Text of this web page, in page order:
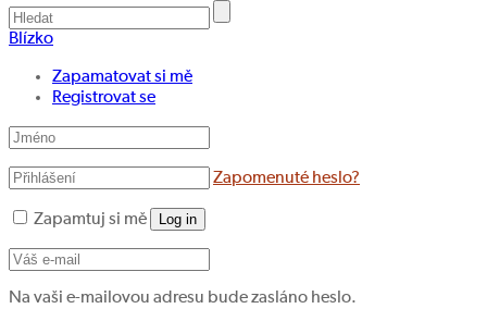
Blízko
Zapamatovat si mě
Registrovat se
Zapomenuté heslo?
Zapamtuj si mě Log in
Na vaši e-mailovou adresu bude zasláno heslo.